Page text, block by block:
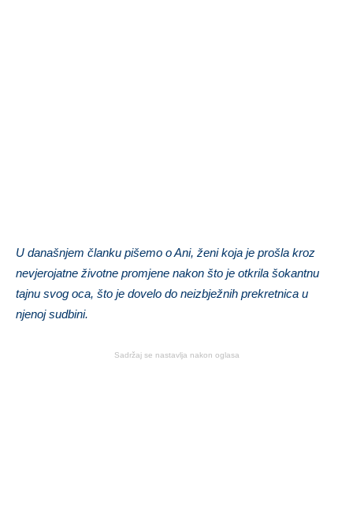
U današnjem članku pišemo o Ani, ženi koja je prošla kroz
nevjerojatne životne promjene nakon što je otkrila šokantnu
tajnu svog oca, što je dovelo do neizbježnih prekretnica u
njenoj sudbini.
Sadržaj se nastavlja nakon oglasa